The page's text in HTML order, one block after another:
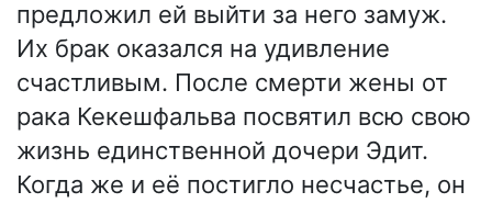
предложил ей выйти за него замуж.
Их брак оказался на удивление
счастливым. После смерти жены от
рака Кекешфальва посвятил всю свою
жизнь единственной дочери Эдит.
Когда же и её постигло несчастье, он